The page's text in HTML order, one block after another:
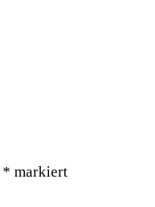
* markiert